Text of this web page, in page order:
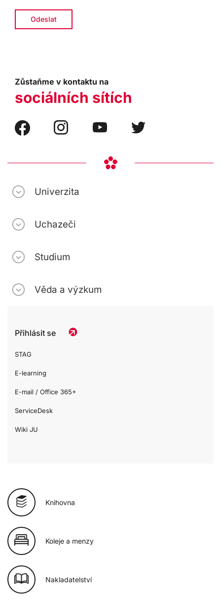
Zůstaňme v kontaktu na
sociálních sítích
Univerzita
Uchazeči
Studium
Věda a výzkum
Přihlásit se
STAG
E-learning
E-mail / Office 365+
ServiceDesk
Wiki JU
Knihovna
Koleje a menzy
Nakladatelství